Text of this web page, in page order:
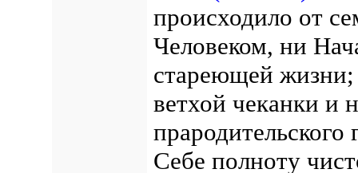
происходило от
Человеком, ни
стареющей
ветхой чеканки и
Себе полноту